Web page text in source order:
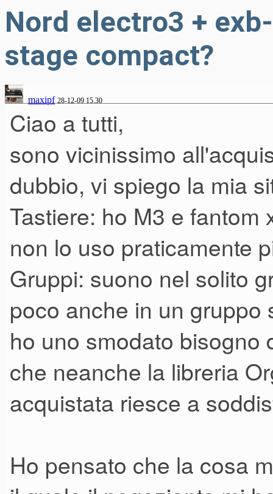
Nord electro3 +
stage compact?
maxipf 28-12-09 15.30
Ciao a tutti,
sono vicinissimo
dubbio, vi spiego la mia
Tastiere: ho M3 e
non lo uso praticamente
Gruppi: suono nel solito
poco anche in un
ho uno smodato bisogno
che neanche la libreria
acquistata riesce a
Ho pensato che la cosa